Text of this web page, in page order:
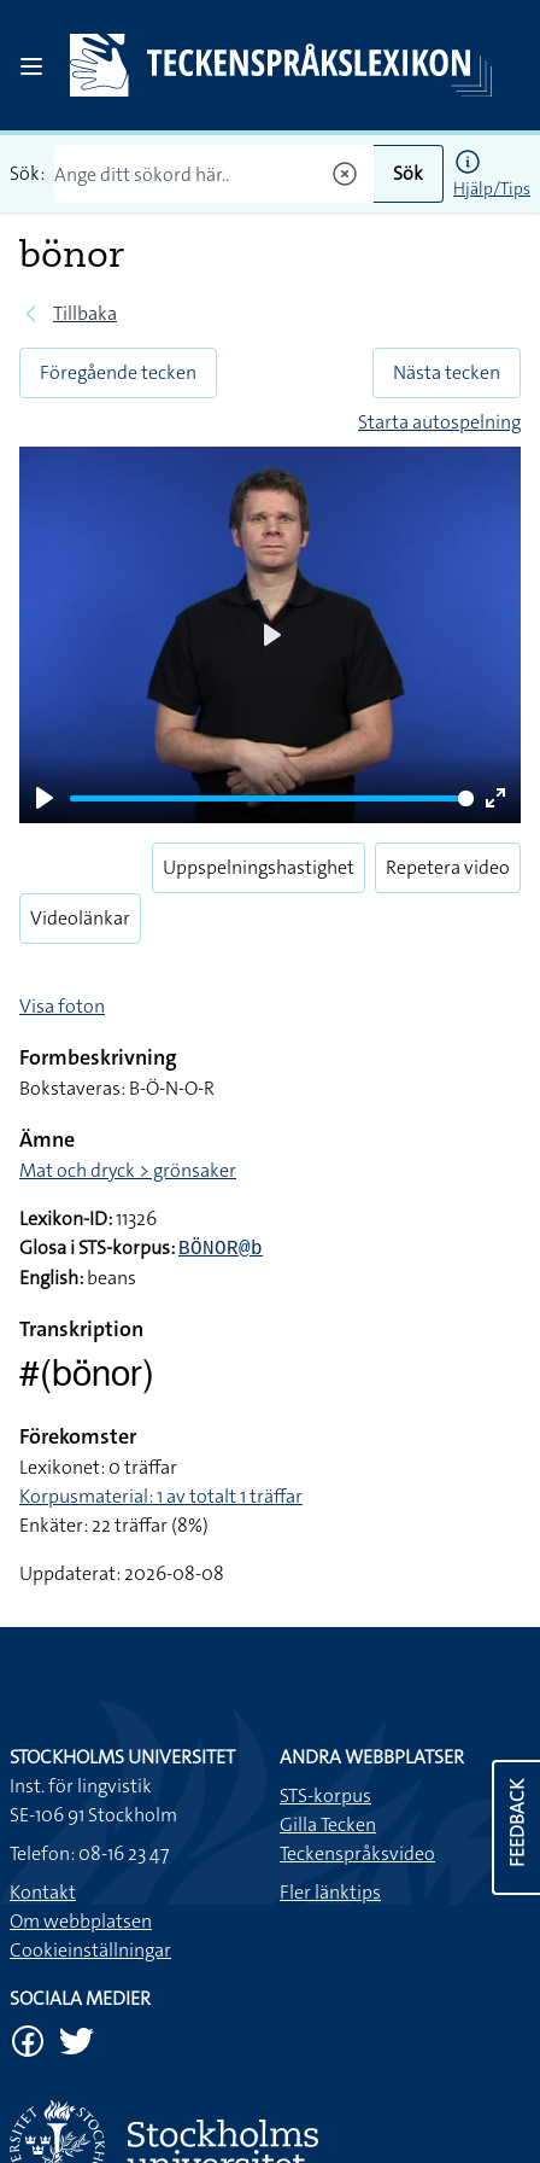
Sök: Sök
Hjälp/Tips
bönor
Tillbaka
Föregående tecken
Nästa tecken
Starta autospelning
Play
Enter
Videolänkar
Uppspelningshastighet Repetera video
Visa foton
Formbeskrivning
Bokstaveras: B-Ö-N-O-R
Ämne
Mat och dryck > grönsaker
Lexikon-ID:11326
Glosa i STS-korpus: BÖNOR@b
English:beans
Transkription
#(bönor)
Förekomster
Lexikonet: 0 träffar
Korpusmaterial: 1 av totalt 1 träffar
Enkäter: 22 träffar (8%)
Uppdaterat: 2026-08-08
FEEDBACK
STOCKHOLMS UNIVERSITET
Inst. för lingvistik
SE-106 91 Stockholm
Telefon: 08-16 23 47
Kontakt
Om webbplatsen
Cookieinställningar
ANDRA WEBBPLATSER
STS-korpus
Gilla Tecken
Teckenspråksvideo
Fler länktips
SOCIALA MEDIER